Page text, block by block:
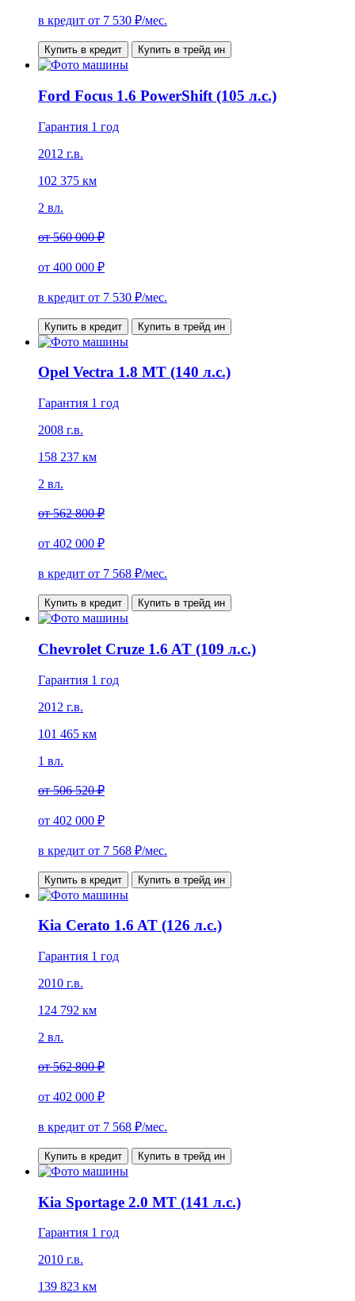
в кредит от 7 530 ₽/мес.
Купить в кредит Купить в трейд ин
Ford Focus 1.6 PowerShift (105 л.с.)
Гарантия 1 год
2012 г.в.
102 375 км
2 вл.
от560 000 ₽
от 400 000 ₽
в кредит от 7 530 ₽/мес.
Купить в кредит Купить в трейд ин
Opel Vectra 1.8 MT (140 л.с.)
Гарантия 1 год
2008 г.в.
158 237 км
2 вл.
от562 800 ₽
от 402 000 ₽
в кредит от 7 568 ₽/мес.
Купить в кредит Купить в трейд ин
Chevrolet Cruze 1.6 AT (109 л.с.)
Гарантия 1 год
2012 г.в.
101 465 км
1 вл.
от506 520 ₽
от 402 000 ₽
в кредит от 7 568 ₽/мес.
Купить в кредит Купить в трейд ин
Kia Cerato 1.6 AT (126 л.с.)
Гарантия 1 год
2010 г.в.
124 792 км
2 вл.
от562 800 ₽
от 402 000 ₽
в кредит от 7 568 ₽/мес.
Купить в кредит Купить в трейд ин
Kia Sportage 2.0 MT (141 л.с.)
Гарантия 1 год
2010 г.в.
139 823 км